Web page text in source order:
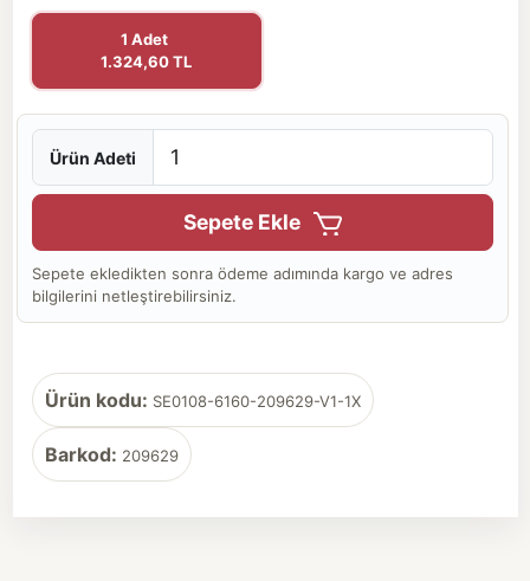
1 Adet
1.324,60 TL
Ürün Adeti
Sepete Ekle
Sepete ekledikten sonra ödeme adımında kargo ve adres
bilgilerini netleştirebilirsiniz.
Ürün kodu: SE0108-6160-209629-V1-1X
Barkod: 209629